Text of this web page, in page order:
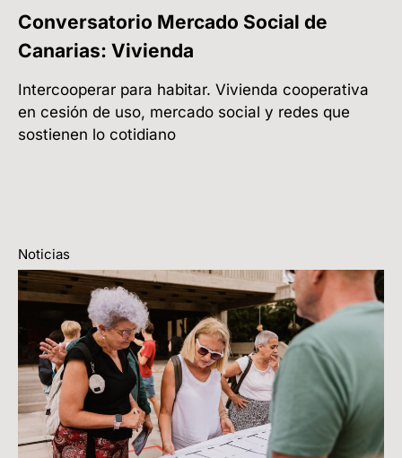
Conversatorio Mercado Social de
Canarias: Vivienda
Intercooperar para habitar. Vivienda cooperativa
en cesión de uso, mercado social y redes que
sostienen lo cotidiano
Noticias